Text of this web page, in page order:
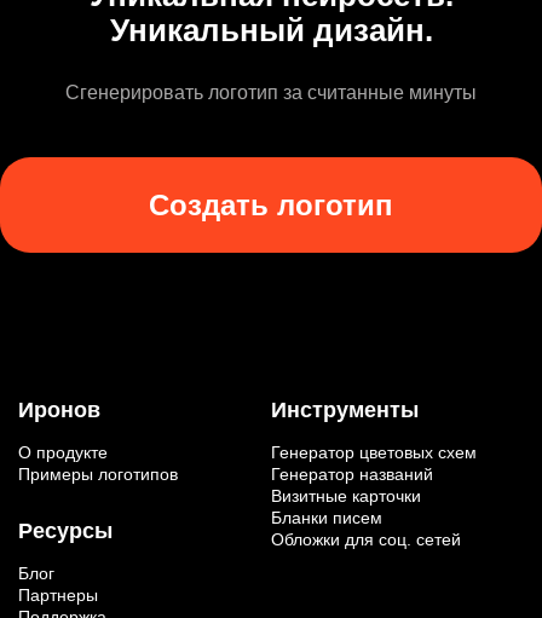
Уникальный дизайн.
Сгенерировать логотип за считанные минуты
Создать логотип
Иронов
О продукте
Примеры логотипов
Ресурсы
Блог
Партнеры
Инструменты
Генератор цветовых схем
Генератор названий
Визитные карточки
Бланки писем
Обложки для соц. сетей